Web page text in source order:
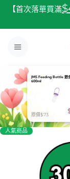
內
【首次落單買滿
JMS Feeding Bottle 餵
600ml
原價$73 $
人氣商品